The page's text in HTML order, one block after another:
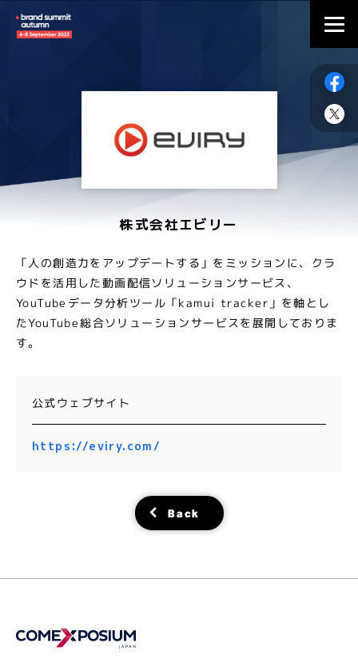
株式会社エビリー
「人の創造力をアップデートする」をミッションに、クラ
ウドを活用した動画配信ソリューションサービス、
YouTubeデータ分析ツール「kamui tracker」を軸とし
たYouTube総合ソリューションサービスを展開しておりま
す。
公式ウェブサイト
https://eviry.com/
Back